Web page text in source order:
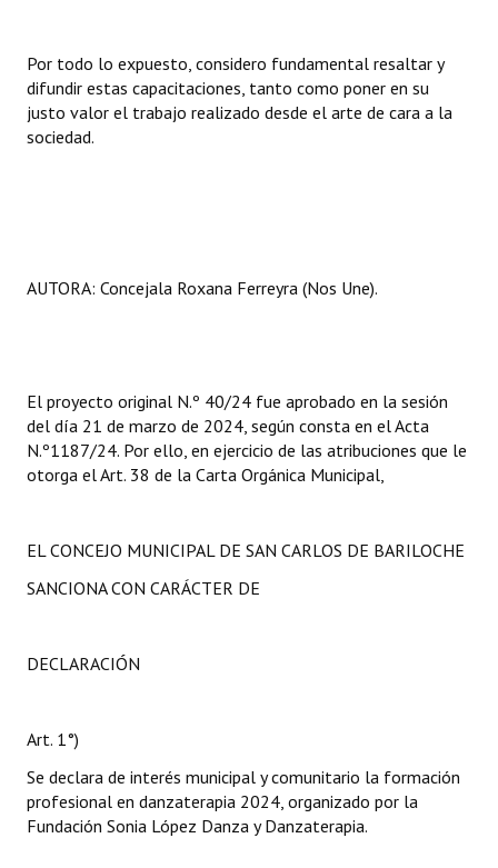
Por todo lo expuesto, considero fundamental resaltar y
difundir estas capacitaciones, tanto como poner en su
justo valor el trabajo realizado desde el arte de cara a la
sociedad.
AUTORA: Concejala Roxana Ferreyra (Nos Une).
El proyecto original N.º 40/24 fue aprobado en la sesión
del día 21 de marzo de 2024, según consta en el Acta
N.º1187/24. Por ello, en ejercicio de las atribuciones que le
otorga el Art. 38 de la Carta Orgánica Municipal,
EL CONCEJO MUNICIPAL DE SAN CARLOS DE BARILOCHE
SANCIONA CON CARÁCTER DE
DECLARACIÓN
Art. 1°)
Se declara de interés municipal y comunitario la formación
profesional en danzaterapia 2024, organizado por la
Fundación Sonia López Danza y Danzaterapia.